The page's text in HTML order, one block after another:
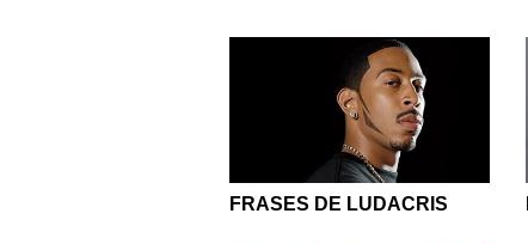
FRASES DE LUDACRIS